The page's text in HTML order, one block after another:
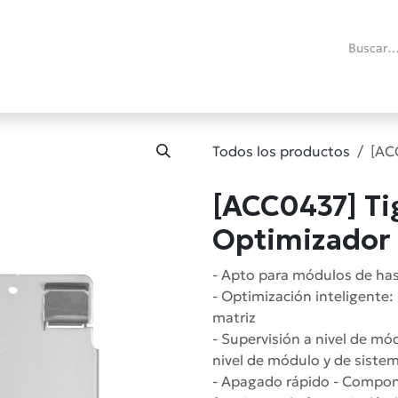
Todos los productos
[ACC0437]
Optimizador
- Apto para módulos de
- Optimización inteligente:
matriz
- Supervisión a nivel de
nivel de módulo y de
- Apagado rápido -